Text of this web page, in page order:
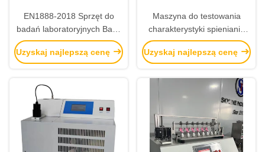
EN1888-2018 Sprzęt do
badań laboratoryjnych Baby
Stroller Wheel Abrasion
Tester
Uzyskaj najlepszą cenę
Maszyna do testowania
charakterystyki spieniania
olejów smarowych z
chłodnicą
Uzyskaj najlepszą cenę